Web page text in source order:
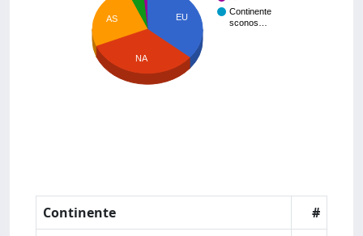
Continente
sconos…
EU
AS
NA
Continente
#